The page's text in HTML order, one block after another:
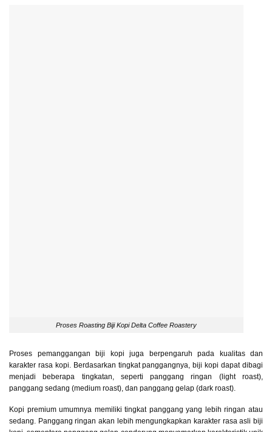
Proses Roasting Biji Kopi Delta Coffee Roastery
Proses pemanggangan biji kopi juga berpengaruh pada kualitas dan
karakter rasa kopi. Berdasarkan tingkat panggangnya, biji kopi dapat dibagi
menjadi beberapa tingkatan, seperti panggang ringan (light roast),
panggang sedang (medium roast), dan panggang gelap (dark roast).
Kopi premium umumnya memiliki tingkat panggang yang lebih ringan atau
sedang. Panggang ringan akan lebih mengungkapkan karakter rasa asli biji